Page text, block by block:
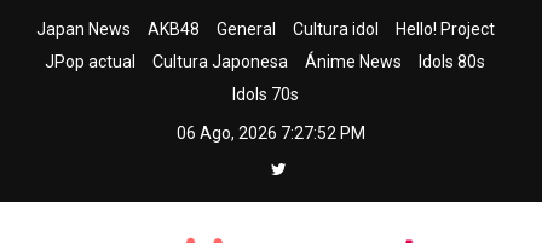
Japan News AKB48 General Cultura idol
Hello! Project
JPop actual
Cultura Japonesa Ánime News
Idols 80s
Idols 70s
06 Ago, 2026 7:27:53 PM